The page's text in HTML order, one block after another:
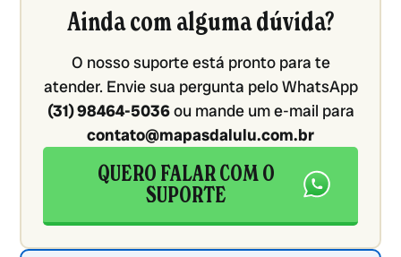
Ainda com alguma dúvida?
O nosso suporte está pronto para te
atender. Envie sua pergunta pelo WhatsApp
(31) 98464-5036ou mande um e-mail para
contato@mapasdalulu.com.br
QUERO FALAR COM O
SUPORTE